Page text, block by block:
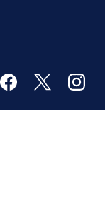
Facebook
Twitter